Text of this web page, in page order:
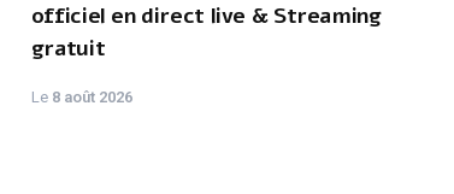
officiel en direct live & Streaming
gratuit
Le 8 août 2026